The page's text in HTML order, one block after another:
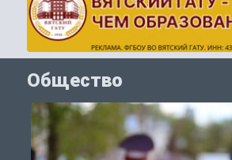
Общество